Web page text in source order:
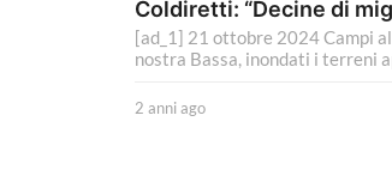
a
g
o
Coldiretti: “Decine di
[ad_1] 21 ottobre 2024 Campi
nostra Bassa, inondati i terreni
2 anni ago